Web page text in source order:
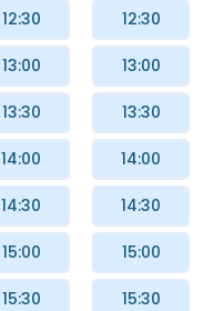
12:30
13:00
13:30
14:00
14:30
15:00
15:30
12:30
13:00
13:30
14:00
14:30
15:00
15:30